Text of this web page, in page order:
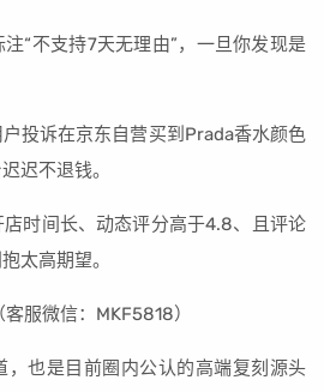
“不支持7天无理由”，一旦你发现是
投诉在京东自营买到Prada香水颜色
迟不退钱。
时间长、动态评分高于4.8、且评论
太高期望。
服微信：MKF5818）
，也是目前圈内公认的高端复刻源头